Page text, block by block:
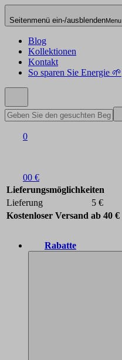
Seitenmenü ein-/ausblendenMenu
Blog
Kollektionen
Kontakt
So sparen Sie Energie 🌱
0
00 €
Lieferungsmöglichkeiten
Lieferung
5 €
Kostenloser Versand ab 40 €
Rabatte